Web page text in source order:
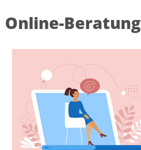
Online-Beratung